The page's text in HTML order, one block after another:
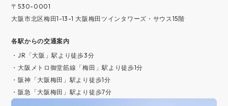
〒530-0001
大阪市北区梅田1-13-1 大阪梅田ツインタワーズ・サウス15階
各駅からの交通案内
・JR「大阪」駅より徒歩3分
・大阪メトロ御堂筋線「梅田」駅より徒歩1分
・阪神「大阪梅田」駅より徒歩1分
・阪急「大阪梅田」駅より徒歩7分